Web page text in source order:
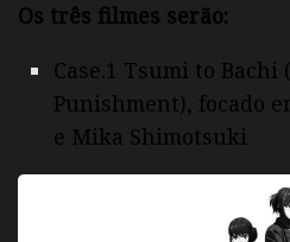
Os três filmes serão:
Case.1 Tsumi to Bachi
Punishment), focado
e Mika Shimotsuki